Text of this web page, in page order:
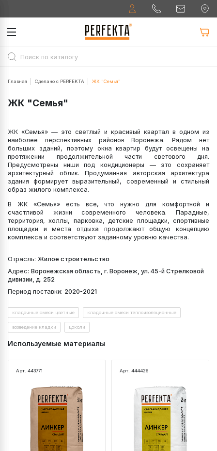
Главная Сделано с PERFEKTA ЖК "Семья"
ЖК "Семья"
ЖК «Семья» — это светлый и красивый квартал в одном из
наиболее перспективных районов Воронежа. Рядом нет
больших зданий, поэтому окна квартир будут освещены на
протяжении продолжительной части светового дня.
Предусмотрены ниши под кондиционеры — это сохраняет
архитектурный облик. Продуманная авторская архитектура
здания формирует выразительный, современный и стильный
образ жилого комплекса.
В ЖК «Семья» есть все, что нужно для комфортной и
счастливой жизни современного человека. Парадные,
территория, холлы, парковка, детские площадки, спортивные
площадки и места отдыха продолжают общую концепцию
комплекса и соответствуют заданному уровню качества.
Отрасль: Жилое строительство
Адрес: Воронежская область, г. Воронеж, ул. 45-й Стрелковой
дивизии, д. 252
Период поставки: 2020-2021
кладочные смеси цветные кладочные смеси теплоизоляционные
возведение кладки цоколи
Используемые материалы
Арт. 443771 Арт. 444426